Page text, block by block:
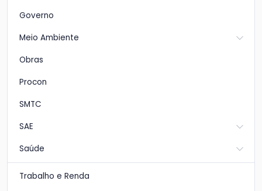
Governo
Meio Ambiente
Obras
Procon
SMTC
SAE
Saúde
Trabalho e Renda